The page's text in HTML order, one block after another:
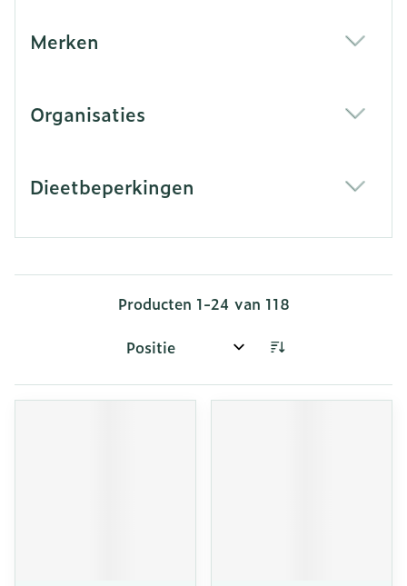
Merken
Organisaties
Dieetbeperkingen
Producten 1-24 van 118
Sorteer op: